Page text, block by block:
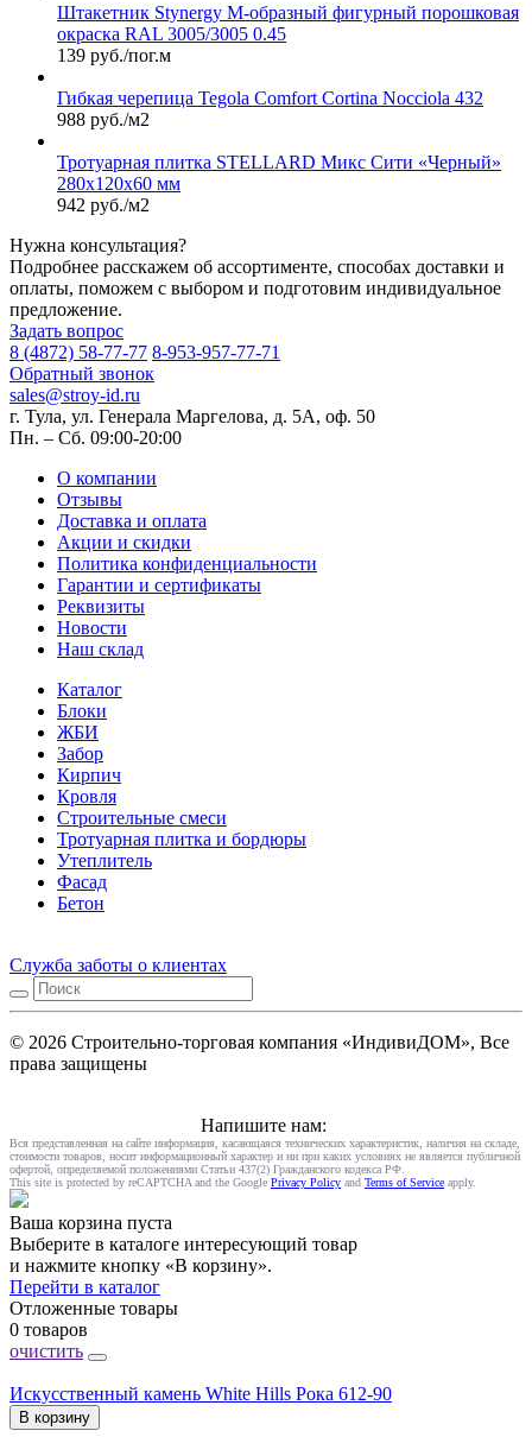
Штакетник Stynergy М-образный фигурный порошковая
окраска RAL 3005/3005 0.45
139 руб./пог.м
Гибкая черепица Tegola Comfort Cortina Nocciola 432
988 руб./м2
Тротуарная плитка STELLARD Микс Сити «Черный»
280х120х60 мм
942 руб./м2
Нужна консультация?
Подробнее расскажем об ассортименте, способах доставки и
оплаты, поможем с выбором и подготовим индивидуальное
предложение.
Задать вопрос
8 (4872) 58-77-77 8-953-957-77-71
Обратный звонок
sales@stroy-id.ru
г. Тула, ул. Генерала Маргелова, д. 5А, оф. 50
Пн. – Cб. 09:00-20:00
О компании
Отзывы
Доставка и оплата
Акции и скидки
Политика конфиденциальности
Гарантии и сертификаты
Реквизиты
Новости
Наш склад
Каталог
Блоки
ЖБИ
Забор
Кирпич
Кровля
Строительные смеси
Тротуарная плитка и бордюры
Утеплитель
Фасад
Бетон
Служба заботы о клиентах
© 2026 Строительно-торговая компания «ИндивиДОМ», Все
права защищены
Напишите нам:
Вся представленная на сайте информация, касающаяся технических характеристик, наличия на складе,
стоимости товаров, носит информационный характер и ни при каких условиях не является публичной
офертой, определяемой положениями Статьи 437(2) Гражданского кодекса РФ.
This site is protected by reCAPTCHA and the Google Privacy Policy and Terms of Service apply.
Ваша корзина пуста
Выберите в каталоге интересующий товар
и нажмите кнопку «В корзину».
Перейти в каталог
Отложенные товары
0 товаров
очистить
Искусственный камень White Hills Рока 612-90
В корзину